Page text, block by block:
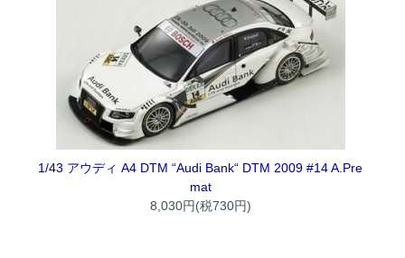
1/43 アウディ A4 DTM “Audi Bank“ DTM 2009 #14 A.Pre
mat
8,030円(税730円)